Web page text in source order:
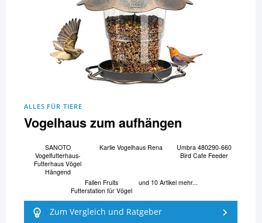
ALLES FÜR TIERE
Vogelhaus zum aufhängen
SANOTO
Vogelfutterhaus-
Futterhaus Vögel
Hängend
Karlie Vogelhaus Rena
Umbra 480290-660
Bird Cafe Feeder
Fallen Fruits
Futterstation für Vögel
und 10 Artikel mehr...
Zum Vergleich und Ratgeber